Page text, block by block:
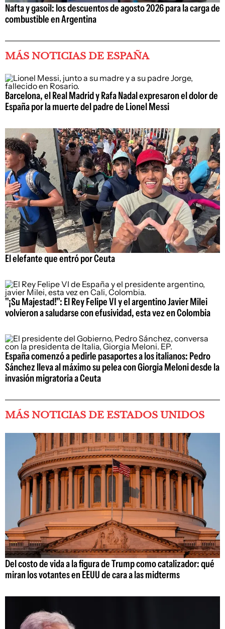
Nafta y gasoil: los descuentos de agosto 2026 para la carga de
combustible en Argentina
MÁS NOTICIAS DE ESPAÑA
Barcelona, el Real Madrid y Rafa Nadal expresaron el dolor de
España por la muerte del padre de Lionel Messi
El elefante que entró por Ceuta
"¡Su Majestad!": El Rey Felipe VI y el argentino Javier Milei
volvieron a saludarse con efusividad, esta vez en Colombia
España comenzó a pedirle pasaportes a los italianos: Pedro
Sánchez lleva al máximo su pelea con Giorgia Meloni desde la
invasión migratoria a Ceuta
MÁS NOTICIAS DE ESTADOS UNIDOS
Del costo de vida a la figura de Trump como catalizador: qué
miran los votantes en EEUU de cara a las midterms